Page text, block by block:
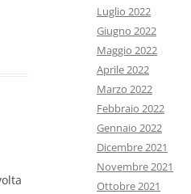
Luglio 2022
Giugno 2022
Maggio 2022
Aprile 2022
Marzo 2022
Febbraio 2022
Gennaio 2022
Dicembre 2021
Novembre 2021
Ottobre 2021